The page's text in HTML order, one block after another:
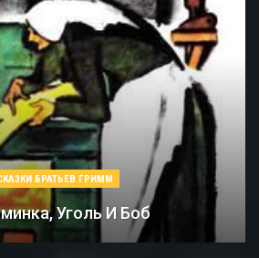
БРАТЬЕВ ГРИММ
Уголь И Боб